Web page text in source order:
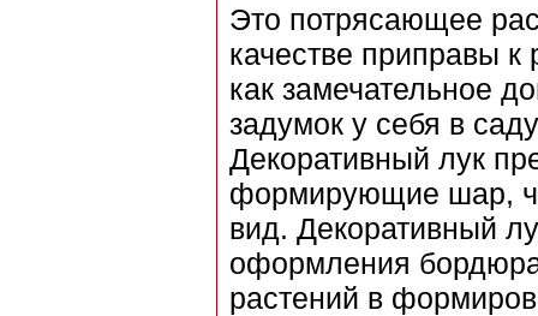
Это потрясающее
качестве приправы
как замечательное
задумок у себя в
Декоративный лук
формирующие шар,
вид. Декоративный
оформления бордюра
растений в